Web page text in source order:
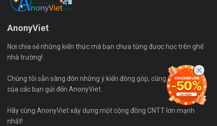
AnonyViet
Nơi chia sẻ những kiến thức mà bạn chưa từng được học trên ghế
nhà trường!
Chúng tôi sẵn sàng đón những ý kiến đóng góp, cũng như bài viết
của các bạn gửi đến AnonyViet.
Hãy cùng AnonyViet xây dựng một cộng đồng CNTT lớn mạnh
nhất!